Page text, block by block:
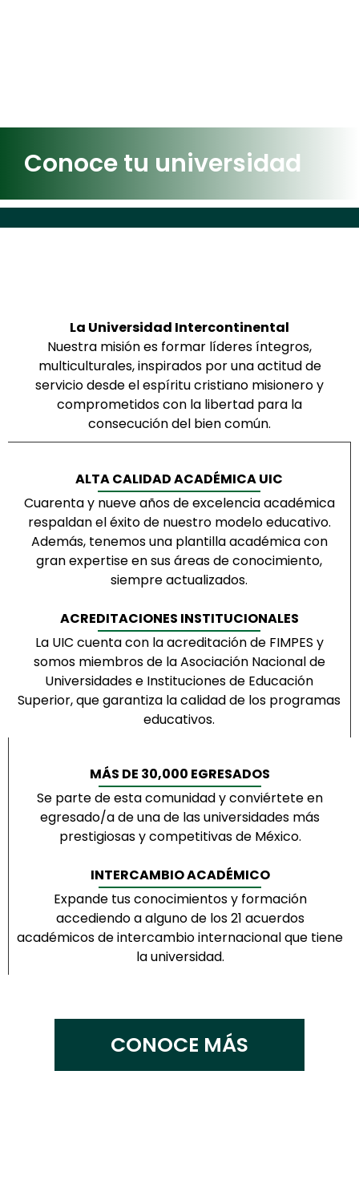
Conoce tu universidad
La Universidad Intercontinental
Nuestra misión es formar líderes íntegros,
multiculturales, inspirados por una actitud de
servicio desde el espíritu cristiano misionero y
comprometidos con la libertad para la
consecución del bien común.
ALTA CALIDAD ACADÉMICA UIC
Cuarenta y nueve años de excelencia académica
respaldan el éxito de nuestro modelo educativo.
Además, tenemos una plantilla académica con
gran expertise en sus áreas de conocimiento,
siempre actualizados.
ACREDITACIONES INSTITUCIONALES
La UIC cuenta con la acreditación de FIMPES y
somos miembros de la Asociación Nacional de
Universidades e Instituciones de Educación
Superior, que garantiza la calidad de los programas
educativos.
MÁS DE 30,000 EGRESADOS
Se parte de esta comunidad y conviértete en
egresado/a de una de las universidades más
prestigiosas y competitivas de México.
INTERCAMBIO ACADÉMICO
Expande tus conocimientos y formación
accediendo a alguno de los 21 acuerdos
académicos de intercambio internacional que tiene
la universidad.
CONOCE MÁS